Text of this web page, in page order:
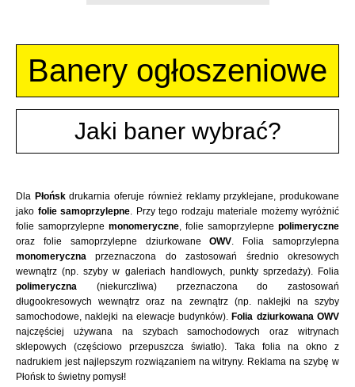
Banery ogłoszeniowe
Jaki baner wybrać?
Dla Płońskdrukarnia oferuje również reklamy przyklejane, produkowane
jako folie samoprzylepne. Przy tego rodzaju materiale możemy wyróżnić
folie samoprzylepne monomeryczne, folie samoprzylepne polimeryczne
oraz folie samoprzylepne dziurkowaneOWV. Folia samoprzylepna
monomeryczna przeznaczona do zastosowań średnio okresowych
wewnątrz (np. szyby w galeriach handlowych, punkty sprzedaży). Folia
polimeryczna (niekurczliwa) przeznaczona do zastosowań
długookresowych wewnątrz oraz na zewnątrz (np. naklejki na szyby
samochodowe, naklejki na elewacje budynków). Folia dziurkowana OWV
najczęściej używana na szybach samochodowych oraz witrynach
sklepowych (częściowo przepuszcza światło). Taka folia na okno z
nadrukiem jest najlepszym rozwiązaniem na witryny. Reklama na szybę w
Płońsk to świetny pomysł!